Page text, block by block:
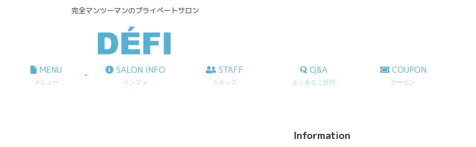
完全マンツーマンのプライベートサロン
MENU
メニュー
SALON INFO
インフォ
STAFF
スタッフ
Q&A
よくあるご質問
COUPON
クーポン
Information